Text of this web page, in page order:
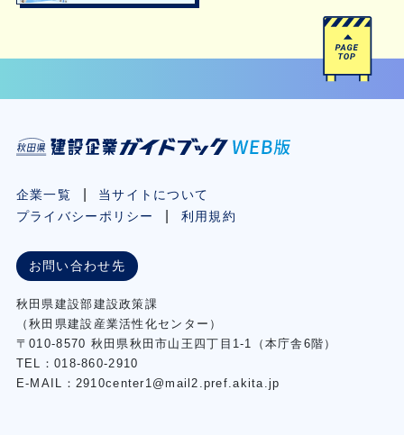
企業一覧
当サイトについて
プライバシーポリシー
利用規約
お問い合わせ先
秋⽥県建設部建設政策課
（秋⽥県建設産業活性化センター）
〒010-8570 秋田県秋田市⼭王四丁⽬1-1（本庁舎6階）
TEL：018-860-2910
E-MAIL：2910center1@mail2.pref.akita.jp